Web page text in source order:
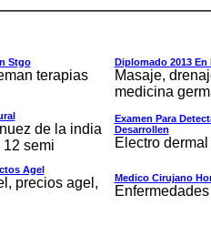
Stgo
terapias
Diplomado 2013
Masaje,
medicina
de la india
12 semi
Examen Para
Desarrollen
Electro
Agel
precios agel,
Medico Cirujano